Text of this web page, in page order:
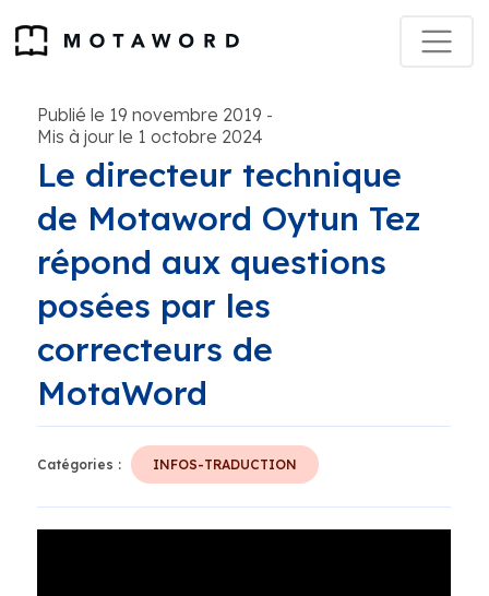
Publié le 19 novembre 2019 -
Mis à jour le 1 octobre 2024
Le directeur technique
de Motaword Oytun Tez
répond aux questions
posées par les
correcteurs de
MotaWord
Catégories : INFOS-TRADUCTION